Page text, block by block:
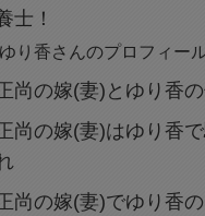
士！
ゆり香さんのプロフィー
尚の嫁(妻)とゆり香
尚の嫁(妻)はゆり香
尚の嫁(妻)でゆり香